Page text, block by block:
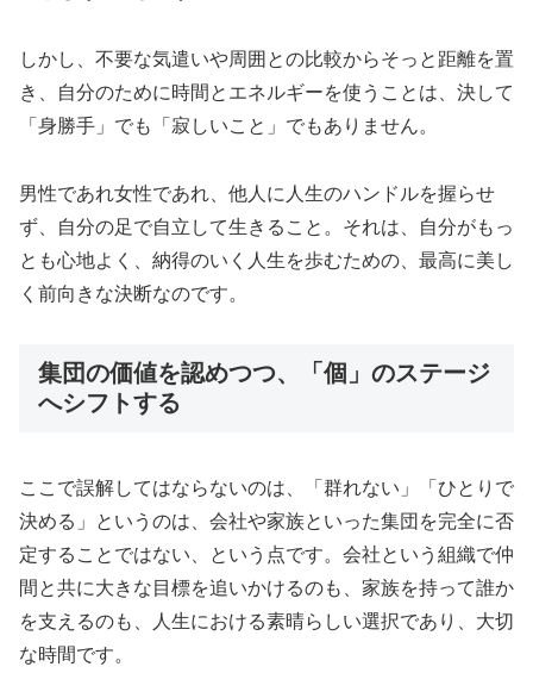
しかし、不要な気遣いや周囲との比較からそっと距離を置
き、自分のために時間とエネルギーを使うことは、決して
「身勝手」でも「寂しいこと」でもありません。
男性であれ女性であれ、他人に人生のハンドルを握らせ
ず、自分の足で自立して生きること。それは、自分がもっ
とも心地よく、納得のいく人生を歩むための、最高に美し
く前向きな決断なのです。
集団の価値を認めつつ、「個」のステージ
へシフトする
ここで誤解してはならないのは、「群れない」「ひとりで
決める」というのは、会社や家族といった集団を完全に否
定することではない、という点です。会社という組織で仲
間と共に大きな目標を追いかけるのも、家族を持って誰か
を支えるのも、人生における素晴らしい選択であり、大切
な時間です。